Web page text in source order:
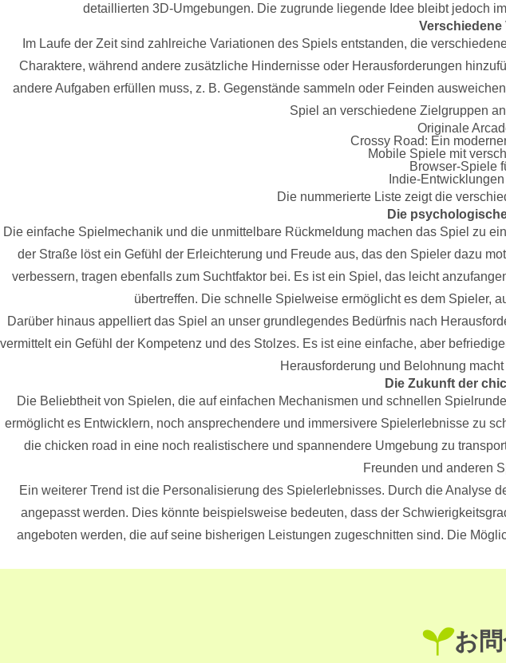
detaillierten 3D-Umgebungen. Die zugrunde liegende Idee bleibt jedoch
Verschiedene
Im Laufe der Zeit sind zahlreiche Variationen des Spiels entstanden, die
Charaktere, während andere zusätzliche Hindernisse oder Herausforderungen
andere Aufgaben erfüllen muss, z. B. Gegenstände sammeln oder Feinden
Spiel an verschiedene Zielgruppen
Originale
Crossy Road: Ein
Mobile Spiele mit
Browser-Spiele
Indie-
Die nummerierte Liste zeigt die
Die
Die einfache Spielmechanik und die unmittelbare Rückmeldung machen das Spiel zu
der Straße löst ein Gefühl der Erleichterung und Freude aus, das den Spieler dazu
verbessern, tragen ebenfalls zum Suchtfaktor bei. Es ist ein Spiel, das leicht
übertreffen. Die schnelle Spielweise ermöglicht es dem Spieler,
Darüber hinaus appelliert das Spiel an unser grundlegendes Bedürfnis nach
vermittelt ein Gefühl der Kompetenz und des Stolzes. Es ist eine einfache, aber
Herausforderung und Belohnung
Die Zukunft der
Die Beliebtheit von Spielen, die auf einfachen Mechanismen und schnellen
ermöglicht es Entwicklern, noch ansprechendere und immersivere Spielerlebnisse zu
die chicken road in eine noch realistischere und spannendere Umgebung zu
Freunden und anderen
Ein weiterer Trend ist die Personalisierung des Spielerlebnisses. Durch die
angepasst werden. Dies könnte beispielsweise bedeuten, dass der
angeboten werden, die auf seine bisherigen Leistungen zugeschnitten sind. Die
お